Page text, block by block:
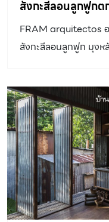
สังกะสีลอนลูกฟูกต
FRAM arquitectos อ
สังกะสีลอนลูกฟูก มุงห